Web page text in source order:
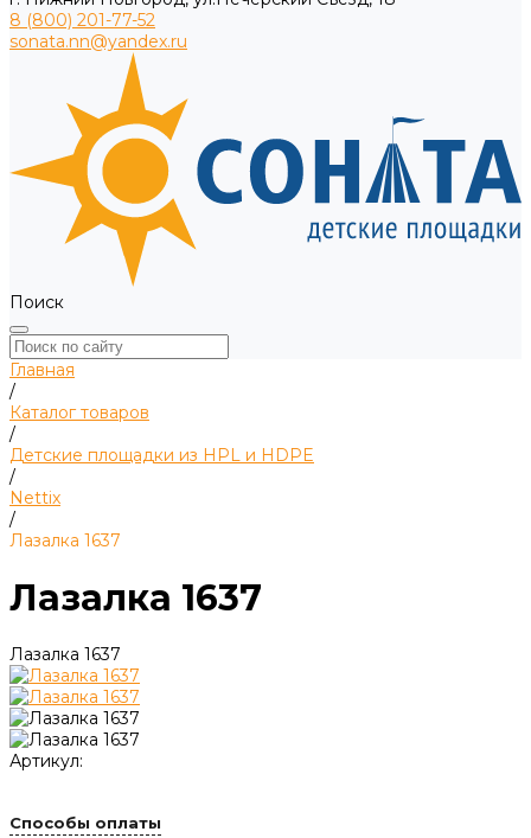
8 (800) 201-77-52
sonata.nn@yandex.ru
Поиск
Главная
/
Каталог товаров
/
Детские площадки из HPL и HDPE
/
Nettix
/
Лазалка 1637
Лазалка 1637
Лазалка 1637
Артикул:
Способы оплаты